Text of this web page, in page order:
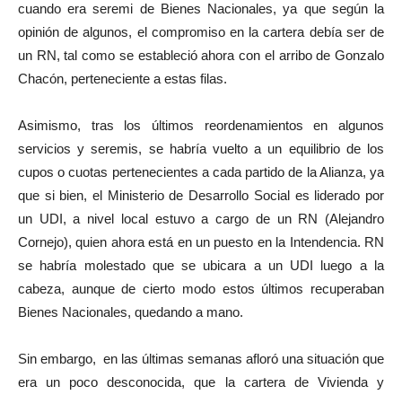
cuando era seremi de Bienes Nacionales, ya que según la
opinión de algunos, el compromiso en la cartera debía ser de
un RN, tal como se estableció ahora con el arribo de Gonzalo
Chacón, perteneciente a estas filas.
Asimismo, tras los últimos reordenamientos en algunos
servicios y seremis, se habría vuelto a un equilibrio de los
cupos o cuotas pertenecientes a cada partido de la Alianza, ya
que si bien, el Ministerio de Desarrollo Social es liderado por
un UDI, a nivel local estuvo a cargo de un RN (Alejandro
Cornejo), quien ahora está en un puesto en la Intendencia. RN
se habría molestado que se ubicara a un UDI luego a la
cabeza, aunque de cierto modo estos últimos recuperaban
Bienes Nacionales, quedando a mano.
Sin embargo, en las últimas semanas afloró una situación que
era un poco desconocida, que la cartera de Vivienda y